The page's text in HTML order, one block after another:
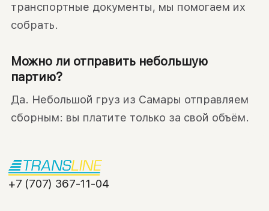
транспортные документы, мы помогаем их
собрать.
Можно ли отправить небольшую
партию?
Да. Небольшой груз из Самары отправляем
сборным: вы платите только за свой объём.
+7 (707) 367-11-04